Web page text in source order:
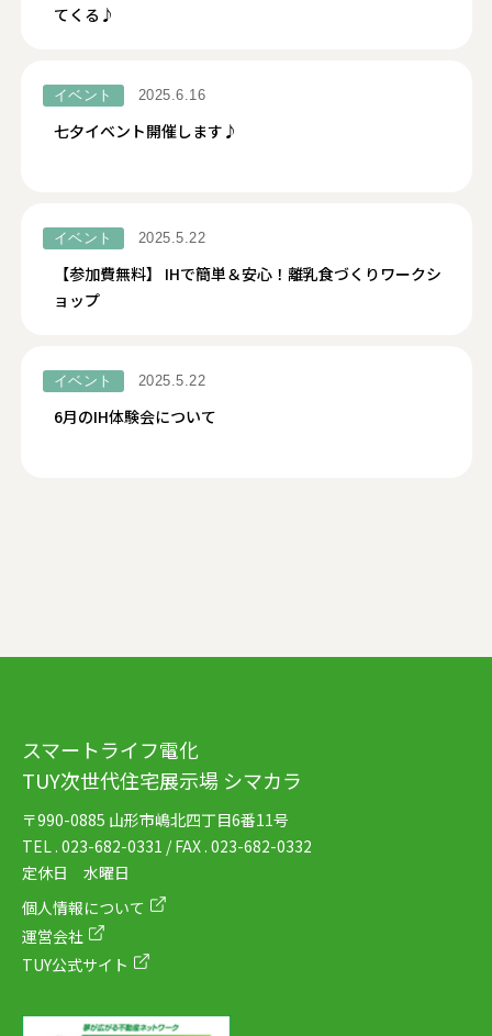
てくる♪
イベント 2025.6.16
七夕イベント開催します♪
イベント 2025.5.22
【参加費無料】 IHで簡単＆安心！離乳食づくりワークシ
ョップ
イベント 2025.5.22
6月のIH体験会について
スマートライフ電化
TUY次世代住宅展示場 シマカラ
〒990-0885 山形市嶋北四丁目6番11号
TEL . 023-682-0331 / FAX . 023-682-0332
定休日 水曜日
個人情報について
運営会社
TUY公式サイト